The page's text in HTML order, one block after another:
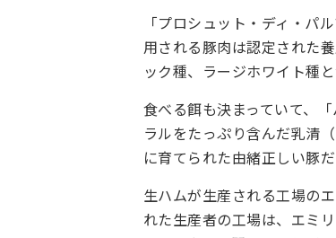
「プロシュット・ディ・パ
用される豚肉は認定された
ック種、ラージホワイト種
食べる餌も決まっていて、
ラルをたっぷり含んだ乳清
に育てられた由緒正しい豚
生ハムが生産される工場の
れた生産者の工場は、エミ